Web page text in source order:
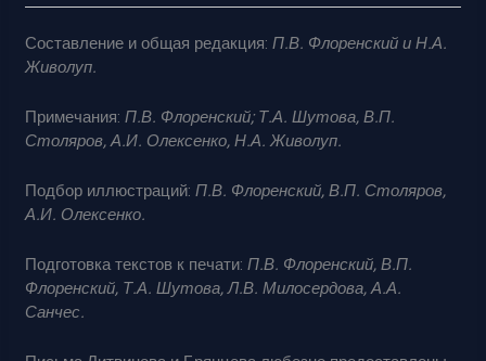
Составление и общая редакция:П.В. Флоренский и Н.А.
Живолуп.
Примечания:П.В. Флоренский; Т.А. Шутова, В.П.
Столяров, А.И. Олексенко, Н.А. Живолуп.
Подбор иллюстраций:П.В. Флоренский, В.П. Столяров,
А.И. Олексенко.
Подготовка текстов к печати:П.В. Флоренский, В.П.
Флоренский, Т.А. Шутова, Л.В. Милосердова, А.А.
Санчес.